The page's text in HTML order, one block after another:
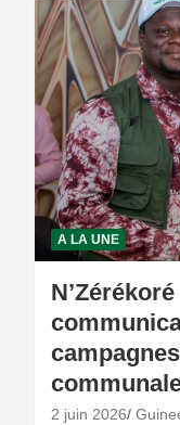
A LA UNE
2 juin 2026